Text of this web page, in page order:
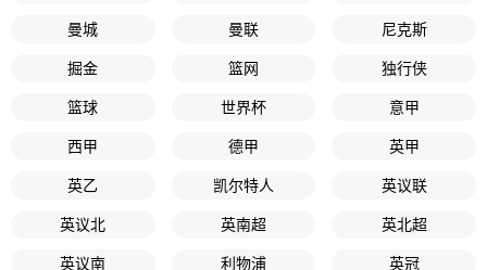
曼城 曼联 尼克斯
掘金 篮网 独行侠
篮球 世界杯 意甲
西甲 德甲 英甲
英乙 凯尔特人 英议联
英议北 英南超 英北超
英议南 利物浦 英冠